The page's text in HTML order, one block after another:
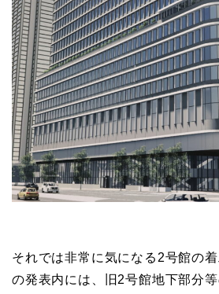
それでは非常に気になる2号館の
の発表内には、旧2号館地下部分等